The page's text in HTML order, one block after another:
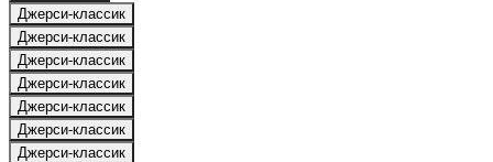
Джерси-классик
Джерси-классик
Джерси-классик
Джерси-классик
Джерси-классик
Джерси-классик
Джерси-классик